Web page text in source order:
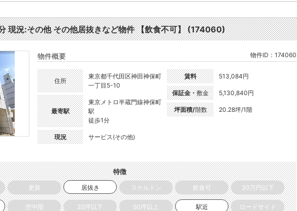
現況:その他 その他居抜きなど物件 【飲食不可】 (174060)
物件概要 物件ID：174060
住所
東京都千代田区神田神保町
一丁目5-10
最寄駅
東京メトロ半蔵門線神保町
駅
徒歩1分
現況 サービス(その他)
賃料 513,084円
保証金・敷金 5,130,840円
坪面積/階数 20.28坪/1階
特徴
更新 居抜き スケルトン 飲食可 30万円以下
空中階 20坪以下 50坪以上 駅近 ロードサイド